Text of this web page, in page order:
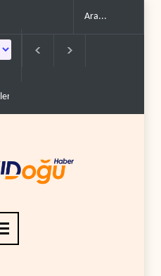
altı üst düzey at..